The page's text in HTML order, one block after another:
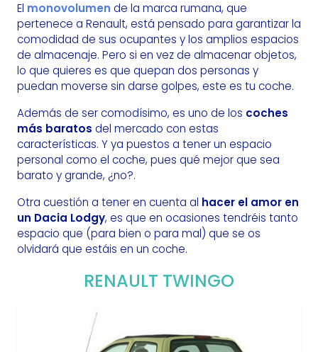
El monovolumen de la marca rumana, que
pertenece a Renault, está pensado para garantizar la
comodidad de sus ocupantes y los amplios espacios
de almacenaje. Pero si en vez de almacenar objetos,
lo que quieres es que quepan dos personas y
puedan moverse sin darse golpes, este es tu coche.
Además de ser comodísimo, es uno de los coches
más baratos del mercado con estas
características. Y ya puestos a tener un espacio
personal como el coche, pues qué mejor que sea
barato y grande, ¿no?.
Otra cuestión a tener en cuenta al hacer el amor en
un Dacia Lodgy, es que en ocasiones tendréis tanto
espacio que (para bien o para mal) que se os
olvidará que estáis en un coche.
RENAULT TWINGO